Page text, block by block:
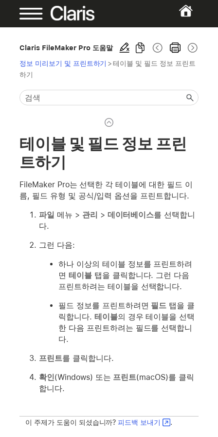
Claris FileMaker Pro 도움말
정보 미리보기 및 프린트하기 > 테이블 및 필드 정보 프린트
하기
테이블 및 필드 정보 프린
트하기
FileMaker Pro는 선택한 각 테이블에 대한 필드 이
름, 필드 유형 및 공식/입력 옵션을 프린트합니다.
파일 메뉴 > 관리 > 데이터베이스를 선택합니
다.
그런 다음:
하나 이상의 테이블 정보를 프린트하려
면 테이블탭을 클릭합니다. 그런 다음
프린트하려는 테이블을 선택합니다.
필드 정보를 프린트하려면 필드 탭을 클
릭합니다. 테이블의 경우 테이블을 선택
한 다음 프린트하려는 필드를 선택합니
다.
프린트를 클릭합니다.
확인(Windows) 또는 프린트(macOS)를 클릭
합니다.
이 주제가 도움이 되셨습니까?피드백 보내기 .